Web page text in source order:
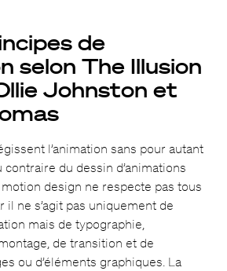
de
selon The Illusion
Johnston et
l’animation sans pour autant
du dessin d’animations
design ne respecte pas tous
il ne s’agit pas uniquement de
mais de typographie,
de transition et de
ou d’éléments graphiques. La